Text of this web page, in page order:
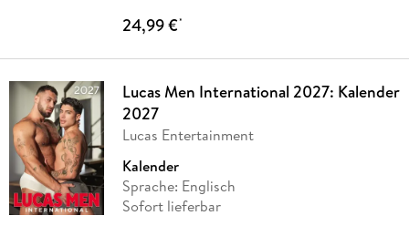
24,99 €*
Lucas Men International 2027: Kalender
2027
Lucas Entertainment
Kalender
Sprache: Englisch
Sofort lieferbar